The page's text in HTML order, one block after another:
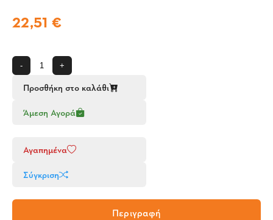
22,51 €
- +
Προσθήκη στο καλάθι
Άμεση Αγορά
Αγαπημένα
Σύγκριση
Περιγραφή